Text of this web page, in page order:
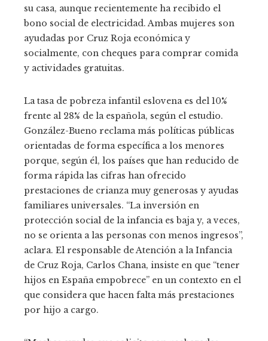
su casa, aunque recientemente ha recibido el
bono social de electricidad. Ambas mujeres son
ayudadas por Cruz Roja económica y
socialmente, con cheques para comprar comida
y actividades gratuitas.
La tasa de pobreza infantil eslovena es del 10%
frente al 28% de la española, según el estudio.
González-Bueno reclama más políticas públicas
orientadas de forma específica a los menores
porque, según él, los países que han reducido de
forma rápida las cifras han ofrecido
prestaciones de crianza muy generosas y ayudas
familiares universales. “La inversión en
protección social de la infancia es baja y, a veces,
no se orienta a las personas con menos ingresos”,
aclara. El responsable de Atención a la Infancia
de Cruz Roja, Carlos Chana, insiste en que “tener
hijos en España empobrece” en un contexto en el
que considera que hacen falta más prestaciones
por hijo a cargo.